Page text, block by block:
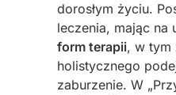
dorosłym życiu.
leczenia, mając na
form terapii, w tym
holistycznego
zaburzenie. W